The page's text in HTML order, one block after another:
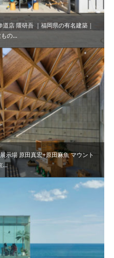
店 隈研吾 ｜福岡県の有名建築｜
もの…
示場 原田真宏+原田麻魚 マウント
…